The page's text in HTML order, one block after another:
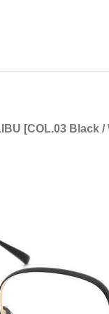
[COL.03 Black /